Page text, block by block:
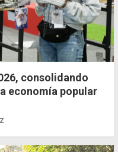
consolidando
economía popular